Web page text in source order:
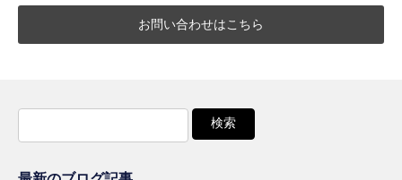
お問い合わせはこちら
索: